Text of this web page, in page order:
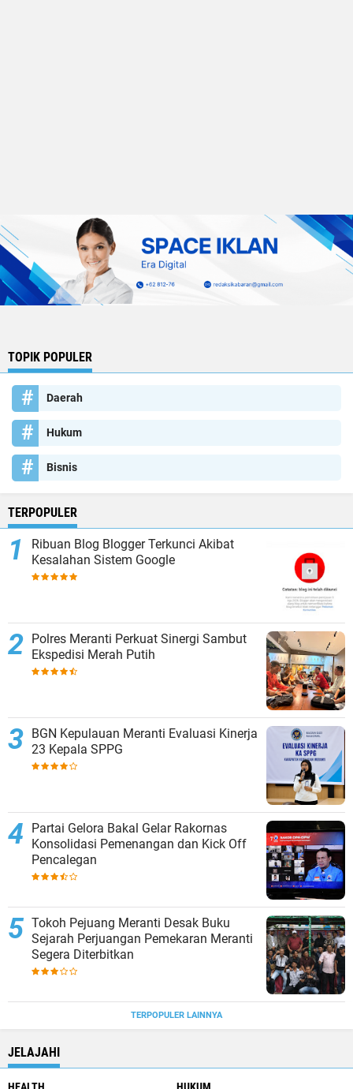
TOPIK POPULER
Daerah
Hukum
Bisnis
TERPOPULER
Ribuan Blog Blogger Terkunci Akibat
Kesalahan Sistem Google
Polres Meranti Perkuat Sinergi Sambut
Ekspedisi Merah Putih
BGN Kepulauan Meranti Evaluasi Kinerja
23 Kepala SPPG
Partai Gelora Bakal Gelar Rakornas
Konsolidasi Pemenangan dan Kick Off
Pencalegan
Tokoh Pejuang Meranti Desak Buku
Sejarah Perjuangan Pemekaran Meranti
Segera Diterbitkan
TERPOPULER LAINNYA
JELAJAHI